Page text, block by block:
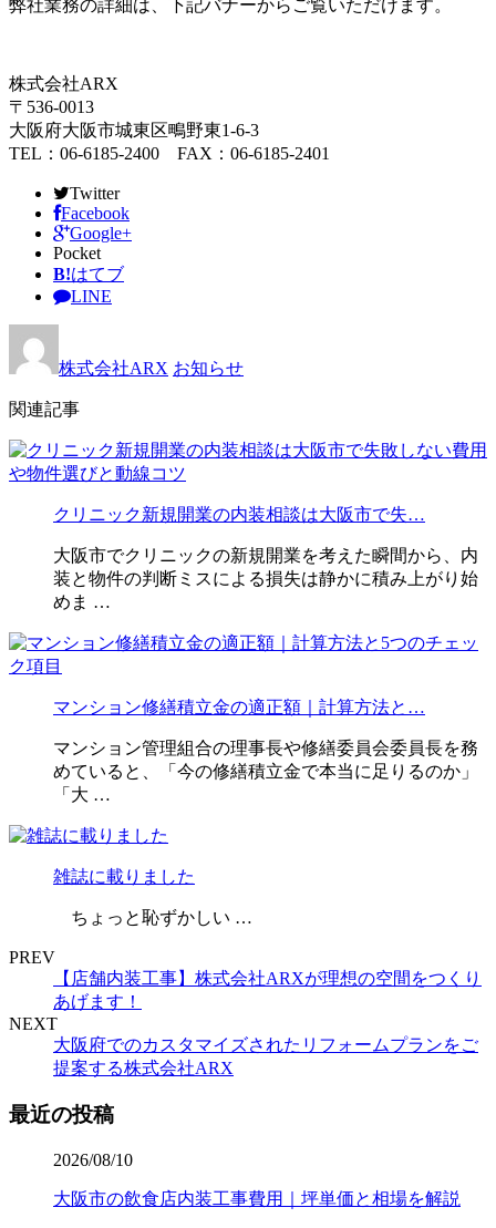
弊社業務の詳細は、下記バナーからご覧いただけます。
株式会社ARX
〒536-0013
大阪府大阪市城東区鴫野東1-6-3
TEL：06-6185-2400 FAX：06-6185-2401
Twitter
Facebook
Google+
Pocket
B!はてブ
LINE
株式会社ARX お知らせ
関連記事
クリニック新規開業の内装相談は大阪市で失…
大阪市でクリニックの新規開業を考えた瞬間から、内
装と物件の判断ミスによる損失は静かに積み上がり始
めま …
マンション修繕積立金の適正額｜計算方法と…
マンション管理組合の理事長や修繕委員会委員長を務
めていると、「今の修繕積立金で本当に足りるのか」
「大 …
雑誌に載りました
ちょっと恥ずかしい …
PREV
【店舗内装工事】株式会社ARXが理想の空間をつくり
あげます！
NEXT
大阪府でのカスタマイズされたリフォームプランをご
提案する株式会社ARX
最近の投稿
2026/08/10
大阪市の飲食店内装工事費用｜坪単価と相場を解説